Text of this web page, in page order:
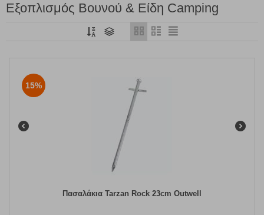
Εξοπλισμός Βουνού & Είδη Camping
15%
Πασαλάκια Tarzan Rock 23cm Outwell